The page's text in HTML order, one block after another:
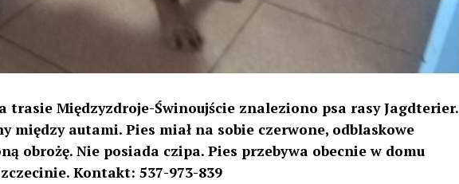
trasie Międzyzdroje-Świnoujście znaleziono psa rasy Jagdterier.
między autami. Pies miał na sobie czerwone, odblaskowe
obrożę. Nie posiada czipa. Pies przebywa obecnie w domu
Kontakt: 537-973-839